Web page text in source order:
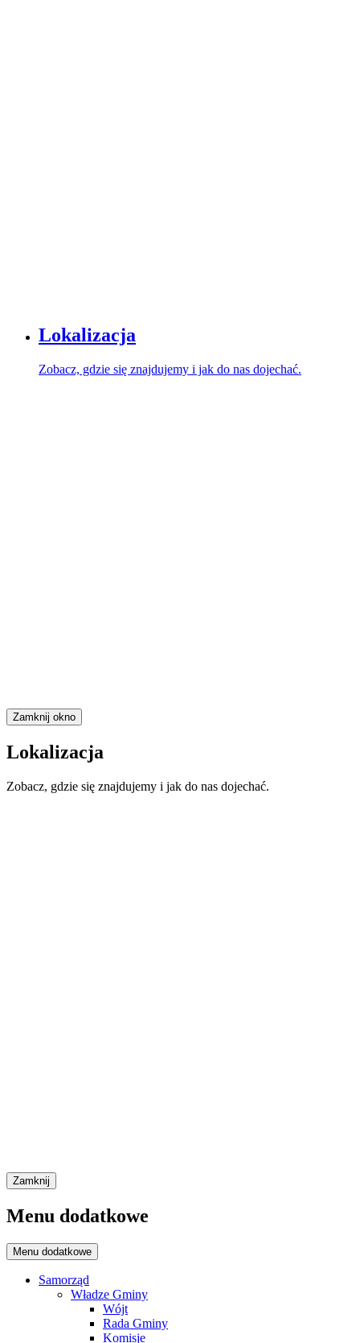
Lokalizacja
Zobacz, gdzie się znajdujemy i jak do nas dojechać.
Zamknij okno
Lokalizacja
Zobacz, gdzie się znajdujemy i jak do nas dojechać.
Zamknij
Menu dodatkowe
Menu dodatkowe
Samorząd
Władze Gminy
Wójt
Rada Gminy
Komisje